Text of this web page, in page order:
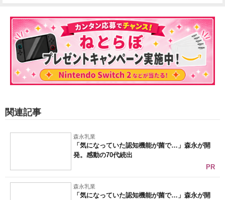
関連記事
森永乳業
「気になっていた認知機能が菌で…」森永が開
発。感動の70代続出
PR
森永乳業
「気になっていた認知機能が菌で…」森永が開